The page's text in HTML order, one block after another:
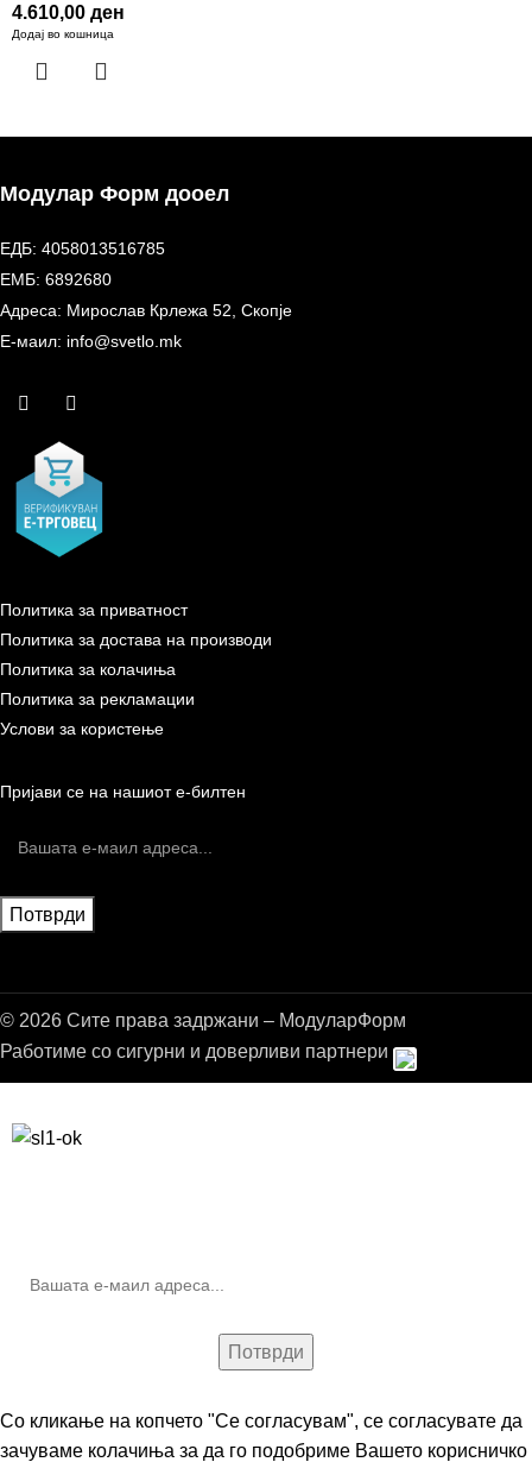
4.610,00 ден
Додај во кошница
Модулар Форм дооел
ЕДБ: 4058013516785
ЕМБ: 6892680
Адреса: Мирослав Крлежа 52, Скопје
Е-маил: info@svetlo.mk
Политика за приватност
Политика за достава на производи
Политика за колачиња
Политика за рекламации
Услови за користење
Пријави се на нашиот е-билтен
© 2026 Сите права задржани – МодуларФорм
Работиме со сигурни и доверливи партнери
Со кликање на копчето "Се согласувам", се согласувате да
зачуваме колачиња за да го подобриме Вашето корисничко